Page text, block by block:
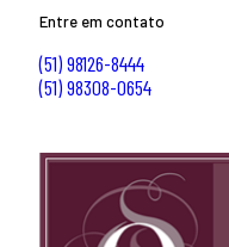
Entre em contato
(51) 98126-8444
(51) 98308-0654